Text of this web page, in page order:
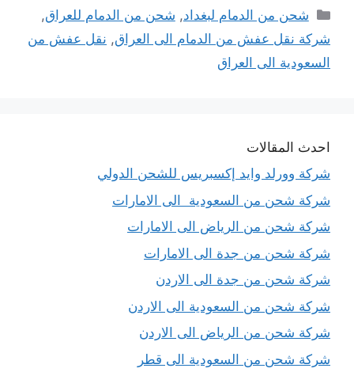
التصنيفات
شحن من الدمام لبغداد, شحن من الدمام للعراق,
شركة نقل عفش من الدمام الى العراق, نقل عفش من
السعودية الى العراق
احدث المقالات
شركة وورلد وايد إكسبريس للشحن الدولي
شركة شحن من السعودية الى الامارات
شركة شحن من الرياض الى الامارات
شركة شحن من جدة الى الامارات
شركة شحن من جدة الى الاردن
شركة شحن من السعودية الى الاردن
شركة شحن من الرياض الى الاردن
شركة شحن من السعودية الى قطر